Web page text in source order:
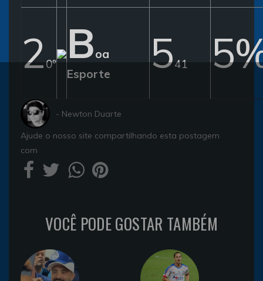
2 0º Boa
Esporte
541
- Newton Duarte
Ajude o nosso site compartilhando esta postagem
com
VOCÊ PODE GOSTAR TAMBÉM